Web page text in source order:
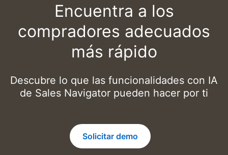
Encuentra a los
compradores adecuados
más rápido
Descubre lo que las funcionalidades con IA
de Sales Navigator pueden hacer por ti
Solicitar demo